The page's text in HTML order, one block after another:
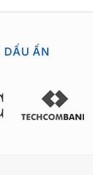
DẤU ẤN